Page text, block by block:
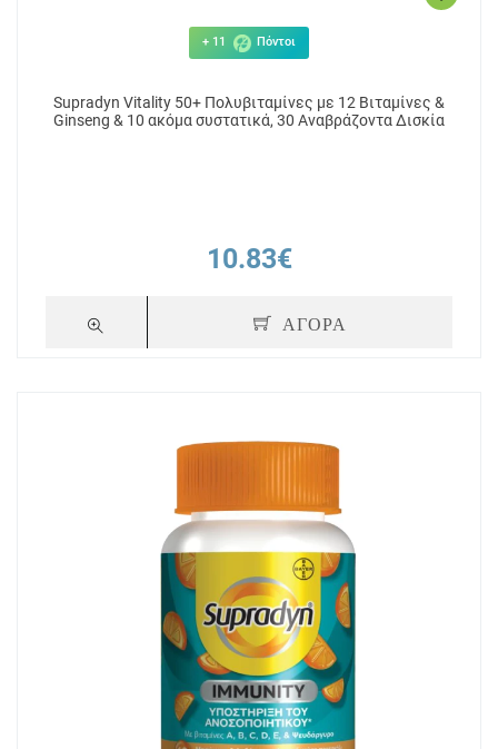
+ 11 Πόντοι
Supradyn Vitality 50+ Πολυβιταμίνες με 12 Βιταμίνες &
Ginseng & 10 ακόμα συστατικά, 30 Αναβράζοντα Δισκία
10.83€
ΑΓΟΡΑ